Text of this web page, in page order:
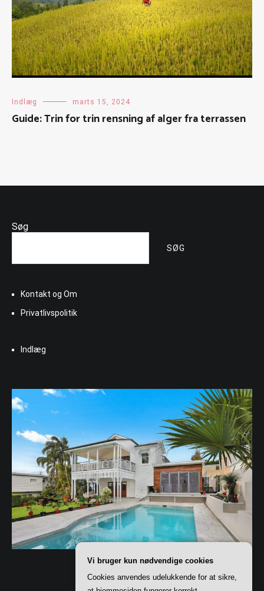
Indlæg marts 15, 2024
Guide: Trin for trin rensning af alger fra terrassen
Søg
SØG
Kontakt og Om
Privatlivspolitik
Indlæg
Vi bruger kun nødvendige cookies
Cookies anvendes udelukkende for at sikre,